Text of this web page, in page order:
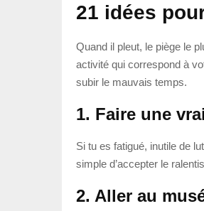
21 idées
Quand il pleut, le piège le
activité qui correspond à
subir le mauvais temps.
1. Faire une
Si tu es fatigué, inutile de
simple d’accepter le
2. Aller au